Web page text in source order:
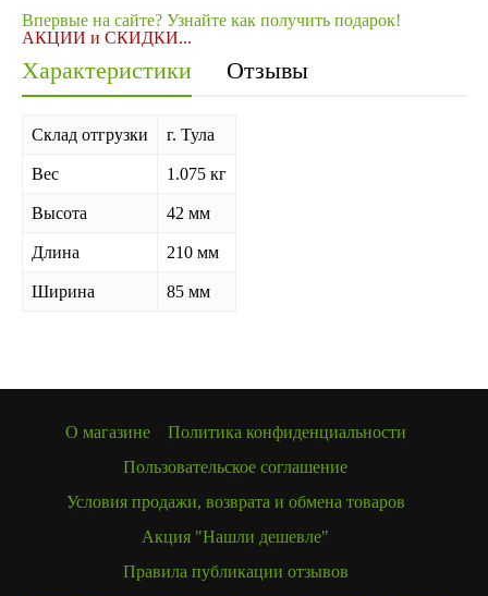
Впервые на сайте? Узнайте как получить подарок!
АКЦИИ и СКИДКИ...
Характеристики Отзывы
Склад отгрузки г. Тула
Вес 1.075 кг
Высота 42 мм
Длина 210 мм
Ширина 85 мм
О магазине
Политика конфиденциальности
Пользовательское соглашение
Условия продажи, возврата и обмена товаров
Акция "Нашли дешевле"
Правила публикации отзывов